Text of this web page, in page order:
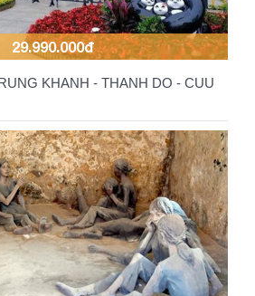
29.990.000đ
KHANH - THANH DO - CUU